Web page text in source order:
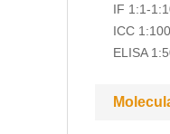
IF 1:1-
ICC
ELISA